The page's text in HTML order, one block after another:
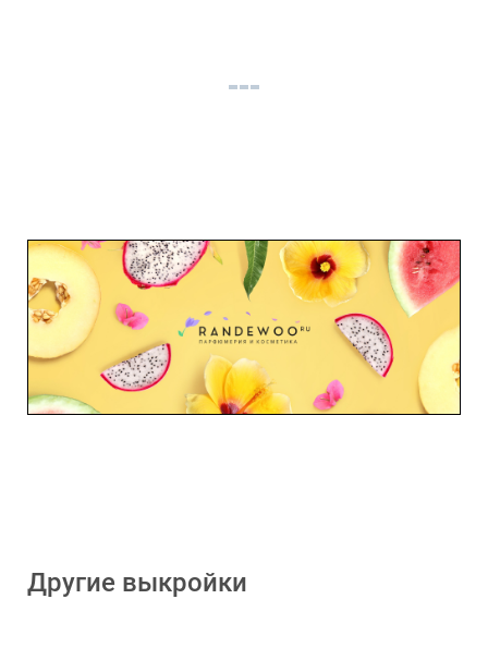
Другие выкройки